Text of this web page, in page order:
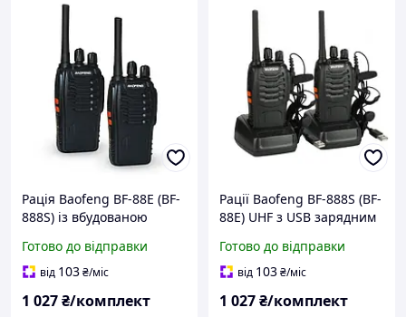
Рація Baofeng BF-88E (BF-
888S) із вбудованою
Готово до відправки
від 103₴/міс
1 027₴/комплект
Рації Baofeng BF-888S (BF-
88E) UHF з USB зарядним
шт.
Готово до відправки
від 103₴/міс
1 027₴/комплект